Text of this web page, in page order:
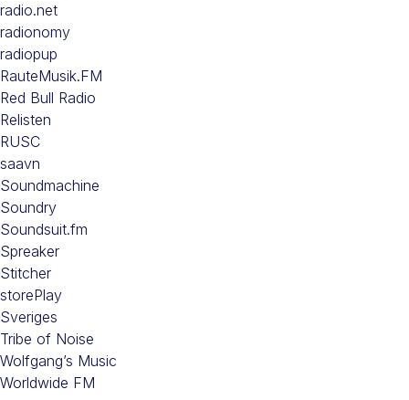
radio.net
radionomy
radiopup
RauteMusik.FM
Red Bull Radio
Relisten
RUSC
saavn
Soundmachine
Soundry
Soundsuit.fm
Spreaker
Stitcher
storePlay
Sveriges
Tribe of Noise
Wolfgang’s Music
Worldwide FM